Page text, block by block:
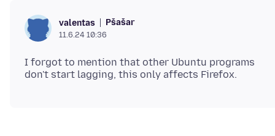
valentas Pšašaŕ
11.6.24 10:36
I forgot to mention that other Ubuntu programs